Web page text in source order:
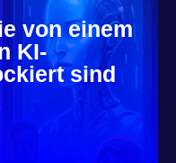
von einem
KI-
sind